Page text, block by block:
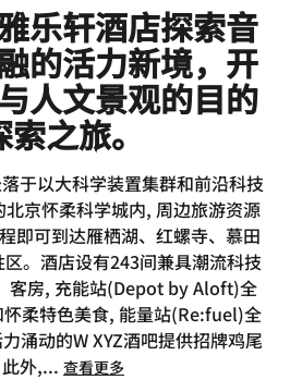
乐轩酒店探索音
的活力新境，开
人文景观的目的
之旅。
于以大科学装置集群和前沿科技
京怀柔科学城内, 周边旅游资源
即可到达雁栖湖、红螺寺、慕田
。酒店设有243间兼具潮流科技
房, 充能站(Depot by Aloft)全
柔特色美食, 能量站(Re:fuel)全
涌动的W XYZ酒吧提供招牌鸡尾
外,... 查看更多